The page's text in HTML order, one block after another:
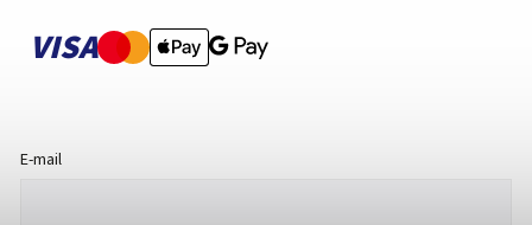
VISA
E-mail